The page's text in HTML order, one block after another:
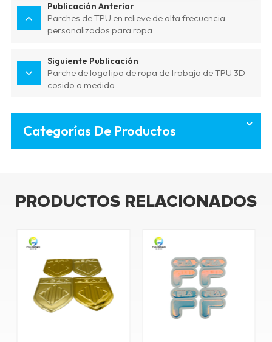
Publicación Anterior
Parches de TPU en relieve de alta frecuencia
personalizados para ropa
Siguiente Publicación
Parche de logotipo de ropa de trabajo de TPU 3D
cosido a medida
Categorías De Productos
PRODUCTOS RELACIONADOS